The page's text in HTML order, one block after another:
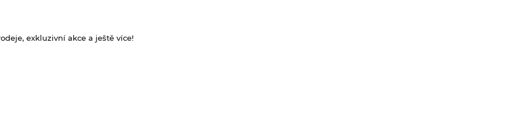
exkluzivní akce a ještě více!